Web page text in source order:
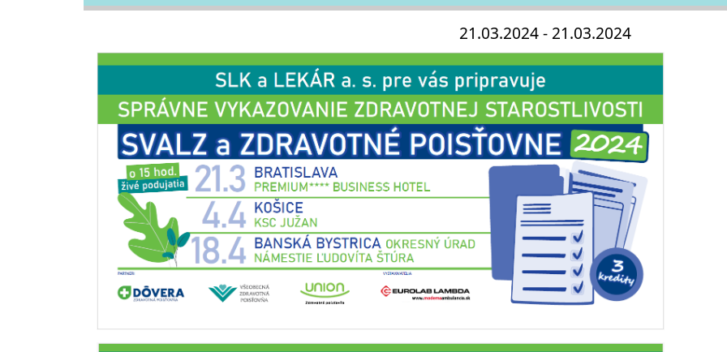
21.03.2024 - 21.03.2024